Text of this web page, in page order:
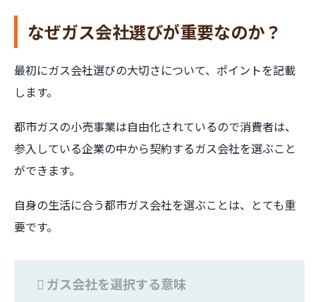
なぜガス会社選びが重要なのか？
最初にガス会社選びの大切さについて、ポイントを記載
します。
都市ガスの小売事業は自由化されているので消費者は、
参入している企業の中から契約するガス会社を選ぶこと
ができます。
自身の生活に合う都市ガス会社を選ぶことは、とても重
要です。
ガス会社を選択する意味